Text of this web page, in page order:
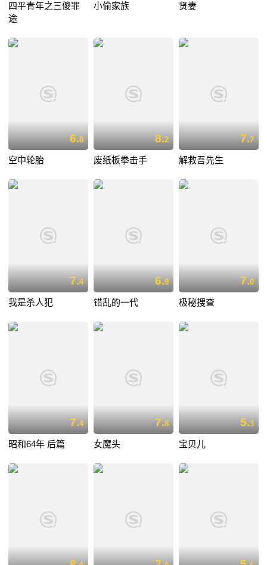
四平青年之三傻罪
途
小偷家族 贤妻
6.8
空中轮胎
8.2
废纸板拳击手
7.7
解救吾先生
7.4
我是杀人犯
6.9
错乱的一代
7.0
极秘搜查
7.4
昭和64年 后篇
7.8
女魔头
5.3
宝贝儿